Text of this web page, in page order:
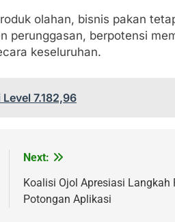
olahan, bisnis pakan
perunggasan, berpotensi
keseluruhan.
7.182,96
Next:
Koalisi Ojol Apresiasi Langkah
Potongan Aplikasi